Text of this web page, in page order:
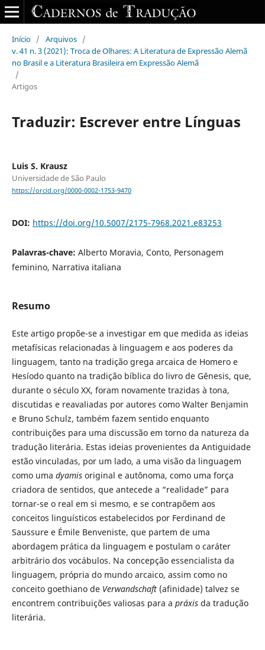
Início / Arquivos /
v. 41 n. 3 (2021): Troca de Olhares: A Literatura de Expressão Alemã
no Brasil e a Literatura Brasileira em Expressão Alemã
/
Artigos
Traduzir: Escrever entre Línguas
Luis S. Krausz
Universidade de São Paulo
https://orcid.org/0000-0002-1753-9470
DOI: https://doi.org/10.5007/2175-7968.2021.e83253
Palavras-chave: Alberto Moravia, Conto, Personagem
feminino, Narrativa italiana
Resumo
Este artigo propõe-se a investigar em que medida as ideias
metafísicas relacionadas à linguagem e aos poderes da
linguagem, tanto na tradição grega arcaica de Homero e
Hesíodo quanto na tradição bíblica do livro de Gênesis, que,
durante o século XX, foram novamente trazidas à tona,
discutidas e reavaliadas por autores como Walter Benjamin
e Bruno Schulz, também fazem sentido enquanto
contribuições para uma discussão em torno da natureza da
tradução literária. Estas ideias provenientes da Antiguidade
estão vinculadas, por um lado, a uma visão da linguagem
como uma dyamis original e autônoma, como uma força
criadora de sentidos, que antecede a “realidade” para
tornar-se o real em si mesmo, e se contrapõem aos
conceitos linguísticos estabelecidos por Ferdinand de
Saussure e Émile Benveniste, que partem de uma
abordagem prática da linguagem e postulam o caráter
arbitrário dos vocábulos. Na concepção essencialista da
linguagem, própria do mundo arcaico, assim como no
conceito goethiano de Verwandschaft (afinidade) talvez se
encontrem contribuições valiosas para a práxis da tradução
literária.